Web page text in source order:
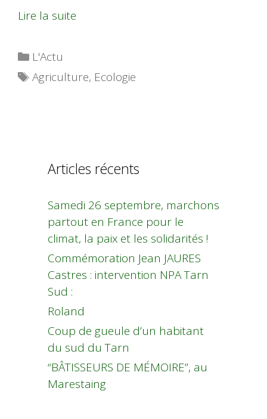
Lire la suite
Catégories
L'Actu
Étiquettes
Agriculture, Ecologie
Articles récents
Samedi 26 septembre, marchons
partout en France pour le
climat, la paix et les solidarités !
Commémoration Jean JAURES
Castres : intervention NPA Tarn
Sud :
Roland
Coup de gueule d’un habitant
du sud du Tarn
“BÂTISSEURS DE MÉMOIRE”, au
Marestaing